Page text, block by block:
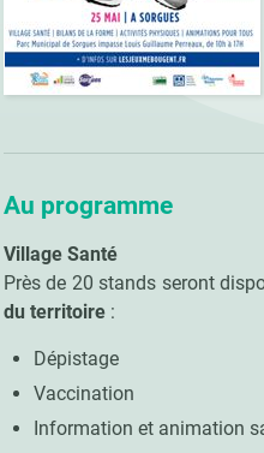
Au programme
Village Santé
Près de 20 stands seront
du territoire:
Dépistage
Vaccination
Information et animation